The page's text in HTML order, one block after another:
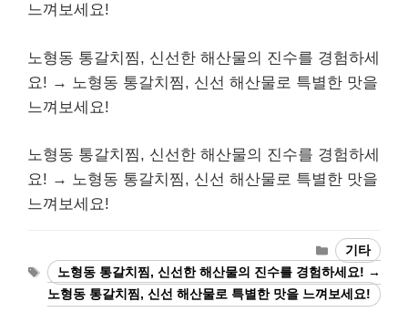
느껴보세요!
노형동 통갈치찜, 신선한 해산물의 진수를 경험하세
요! → 노형동 통갈치찜, 신선 해산물로 특별한 맛을
느껴보세요!
노형동 통갈치찜, 신선한 해산물의 진수를 경험하세
요! → 노형동 통갈치찜, 신선 해산물로 특별한 맛을
느껴보세요!
Categories
기타
Tags노형동 통갈치찜, 신선한 해산물의 진수를 경험하세요! →
노형동 통갈치찜, 신선 해산물로 특별한 맛을 느껴보세요!